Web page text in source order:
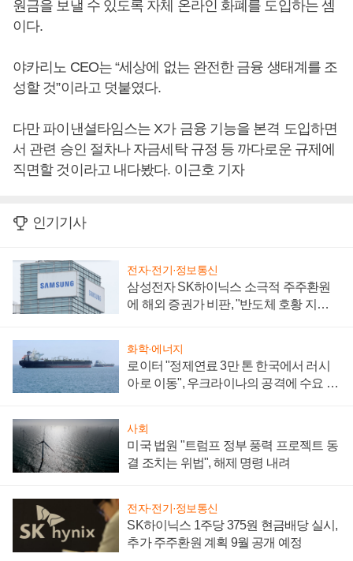
원금을 보낼 수 있도록 자체 온라인 화폐를 도입하는 셈
이다.
야카리노 CEO는 “세상에 없는 완전한 금융 생태계를 조
성할 것”이라고 덧붙였다.
다만 파이낸셜타임스는 X가 금융 기능을 본격 도입하면
서 관련 승인 절차나 자금세탁 규정 등 까다로운 규제에
직면할 것이라고 내다봤다. 이근호 기자
인기기사
전자·전기·정보통신
삼성전자 SK하이닉스 소극적 주주환원
에 해외 증권가 비판, "반도체 호황 지속
화학·에너지
로이터 "정제연료 3만 톤 한국에서 러시
아로 이동", 우크라이나의 공격에 수요 늘
사회
미국 법원 "트럼프 정부 풍력 프로젝트 동
결 조치는 위법", 해제 명령 내려
전자·전기·정보통신
SK하이닉스 1주당 375원 현금배당 실시,
추가 주주환원 계획 9월 공개 예정